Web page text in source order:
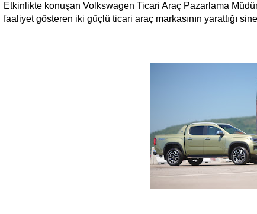
Etkinlikte konuşan Volkswagen Ticari Araç Pazarlama
faaliyet gösteren iki güçlü ticari araç markasının yarattığı